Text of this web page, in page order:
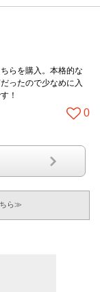
らを購入。本格的な
ったので少なめに入
！
0
ちら≫